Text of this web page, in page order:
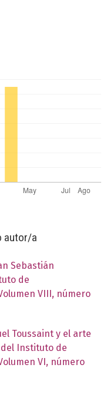
autor/a
Sebastián
de
VIII, número
Toussaint y el arte
Instituto de
VI, número